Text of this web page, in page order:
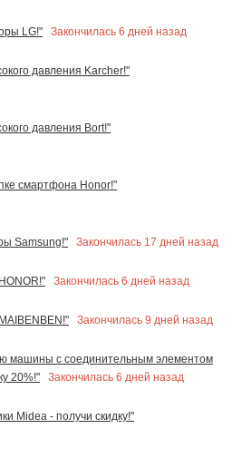
LG!"
Закончилась 6 дней назад
давления Karcher!"
давления Bort!"
смартфона Honor!"
Samsung!"
Закончилась 17 дней назад
Закончилась 6 дней назад
Закончилась 9 дней назад
машины с соединительным элементом
20%!"
Закончилась 6 дней назад
Midea - получи скидку!"